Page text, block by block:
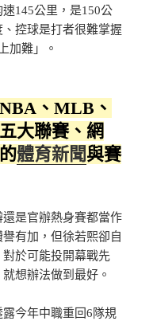
145公里，是150公
控球是打者很難掌握
加難」。
、MLB、
大聯賽、網
體育新聞與賽
是官辦熱身賽都當作
有加，但徐若熙卻自
於可能投開幕戰先
想辦法做到最好。
露今年中職重回6隊規